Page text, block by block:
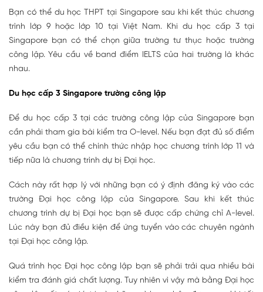
Bạn có thể du học THPT tại Singapore sau khi kết thúc chương
trình lớp 9 hoặc lớp 10 tại Việt Nam. Khi du học cấp 3 tại
Singapore bạn có thể chọn giữa trường tư thục hoặc trường
công lập. Yêu cầu về band điểm IELTS của hai trường là khác
nhau.
Du học cấp 3 Singapore trường công lập
Để du học cấp 3 tại các trường công lập của Singapore bạn
cần phải tham gia bài kiểm tra O-level. Nếu bạn đạt đủ số điểm
yêu cầu bạn có thể chính thức nhập học chương trình lớp 11 và
tiếp nữa là chương trình dự bị Đại học.
Cách này rất hợp lý với những bạn có ý định đăng ký vào các
trường Đại học công lập của Singapore. Sau khi kết thúc
chương trình dự bị Đại học bạn sẽ được cấp chứng chỉ A-level.
Lúc này bạn đủ điều kiện để ứng tuyển vào các chuyên ngành
tại Đại học công lập.
Quá trình học Đại học công lập bạn sẽ phải trải qua nhiều bài
kiểm tra đánh giá chất lượng. Tuy nhiên vì vậy mà bằng Đại học